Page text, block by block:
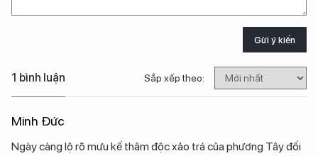
Gửi ý kiến
1 bình luận Sắp xếp theo:
Minh Đức
Ngày càng lộ rõ mưu kế thâm độc xảo trá của phương Tây đối